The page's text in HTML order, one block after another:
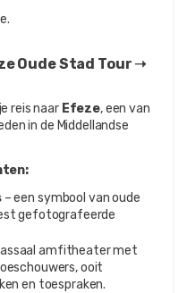
Oude Stad Tour ➝
reis naar Efeze, een van
in de Middellandse
– een symbool van oude
gefotografeerde
amfitheater met
ooit
en toespraken.